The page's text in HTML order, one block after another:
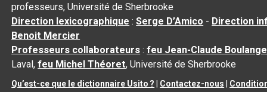
professeurs, Université de Sherbrooke
Direction lexicographique :Serge D’Amico - Direction
Benoit Mercier
Professeurs collaborateurs :feu Jean-Claude
Laval,feu Michel Théoret, Université de Sherbrooke
Qu’est-ce que le dictionnaire Usito ? Contactez-nous